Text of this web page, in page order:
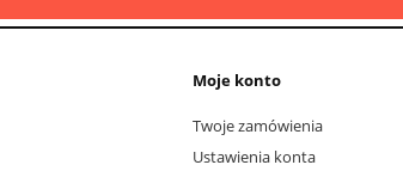
Moje konto
Twoje zamówienia
Ustawienia konta